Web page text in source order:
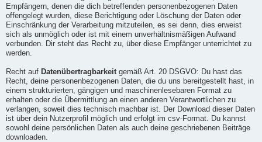
Empfängern, denen die dich betreffenden personenbezogenen Daten
offengelegt wurden, diese Berichtigung oder Löschung der Daten oder
Einschränkung der Verarbeitung mitzuteilen, es sei denn, dies erweist
sich als unmöglich oder ist mit einem unverhältnismäßigen Aufwand
verbunden. Dir steht das Recht zu, über diese Empfänger unterrichtet zu
werden.
Recht auf Datenübertragbarkeit gemäß Art. 20 DSGVO: Du hast das
Recht, deine personenbezogenen Daten, die du uns bereitgestellt hast, in
einem strukturierten, gängigen und maschinenlesebaren Format zu
erhalten oder die Übermittlung an einen anderen Verantwortlichen zu
verlangen, soweit dies technisch machbar ist. Der Download dieser Daten
ist über dein Nutzerprofil möglich und erfolgt im csv-Format. Du kannst
sowohl deine persönlichen Daten als auch deine geschriebenen Beiträge
downloaden.